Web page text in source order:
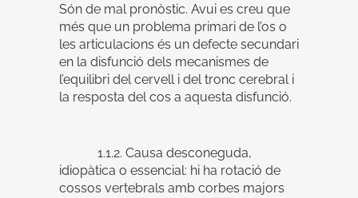
Són de mal pronòstic. Avui es creu que
més que un problema primari de l’os o
les articulacions és un defecte secundari
en la disfunció dels mecanismes de
l’equilibri del cervell i del tronc cerebral i
la resposta del cos a aquesta disfunció.
1.1.2. Causa desconeguda,
idiopàtica o essencial: hi ha rotació de
cossos vertebrals amb corbes majors